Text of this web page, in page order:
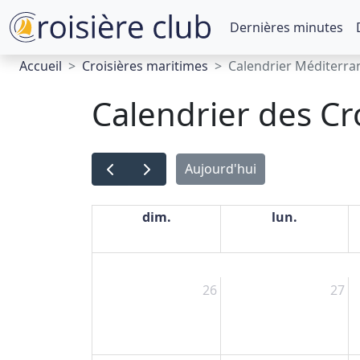
Dernières minutes
Accueil Croisières maritimes Calendrier
Calendrier des
Aujourd'hui
dim. lun.
26 27